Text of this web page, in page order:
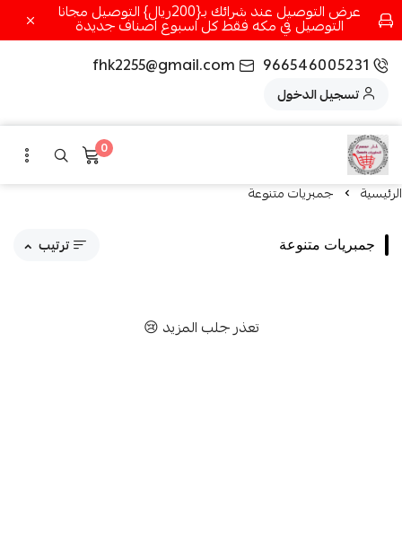
عرض التوصيل عند شرائك بـ{200ريال} التوصيل مجانا
التوصيل في مكه فقط كل اسبوع اصناف جديدة
966546005231
fhk2255@gmail.com
تسجيل الدخول
0
الرئيسية جمبريات متنوعة
جمبريات متنوعة ترتيب
الاكثر مبيعاً
تعذر جلب المزيد 😢